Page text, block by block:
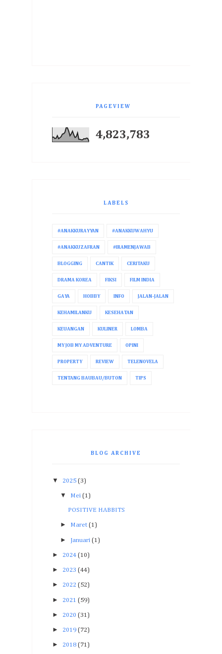
PAGEVIEW
4,823,783
LABELS
#ANAKKURAYYAN #ANAKKUWAHYU
#ANAKKUZAFRAN #IRAMENJAWAB
BLOGGING CANTIK CERITAKU
DRAMA KOREA FIKSI FILM INDIA
GAYA HOBBY INFO JALAN-JALAN
KEHAMILANKU KESEHATAN
KEUANGAN KULINER LOMBA
MY JOB MY ADVENTURE OPINI
PROPERTY REVIEW TELENOVELA
TENTANG BAUBAU/BUTON TIPS
BLOG ARCHIVE
▼ 2025 (3)
▼ Mei (1)
POSITIVE HABBITS
► Maret (1)
► Januari (1)
► 2024 (10)
► 2023 (44)
► 2022 (52)
► 2021 (59)
► 2020 (31)
► 2019 (72)
► 2018 (71)